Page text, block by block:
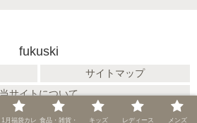
fukuski
サイトマップ
当サイトについて
© 2015 fukuski.
1月福袋カレ 食品・雑貨・ キッズ レディース メンズ